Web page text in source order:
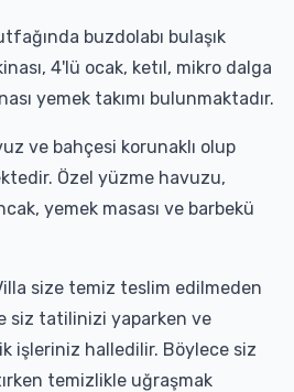
buzdolabı bulaşık
4'lü ocak, ketıl, mikro dalga
yemek takımı bulunmaktadır.
ve bahçesi korunaklı olup
Özel yüzme havuzu,
yemek masası ve barbekü
size temiz teslim edilmeden
siz tatilinizi yaparken ve
işleriniz halledilir. Böylece siz
temizlikle uğraşmak